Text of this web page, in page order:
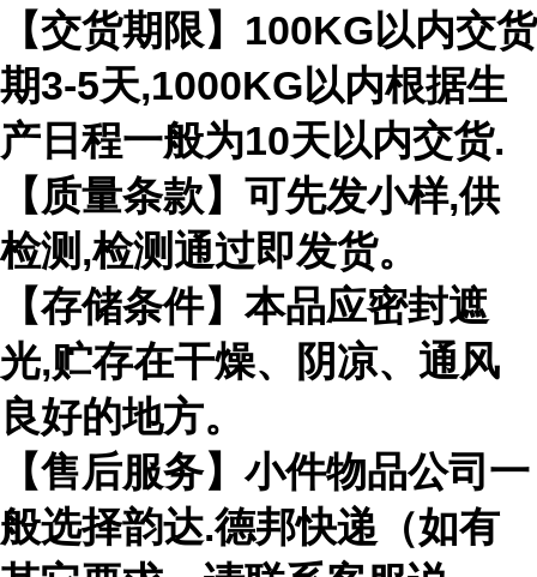
【交货期限】100KG以内交货
期3-5天,1000KG以内根据生
产日程一般为10天以内交货.
【质量条款】可先发小样,供
检测,检测通过即发货。
【存储条件】本品应密封遮
光,贮存在干燥、阴凉、通风
良好的地方。
【售后服务】小件物品公司一
般选择韵达.德邦快递（如有